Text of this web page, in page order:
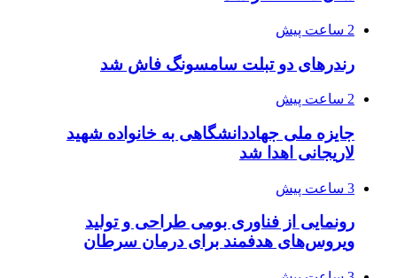
2 ساعت پیش
رندرهای دو تبلت سامسونگ فاش شد
2 ساعت پیش
جایزه ملی جهاددانشگاهی به خانواده شهید
لاریجانی اهدا شد
3 ساعت پیش
رونمایی از فناوری بومی طراحی و تولید
ویروس‌های هدفمند برای درمان سرطان